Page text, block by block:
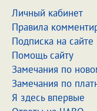
Личный кабинет
Правила
Подписка на
Помощь сайту
Замечания по
Замечания по
Я здесь впервые